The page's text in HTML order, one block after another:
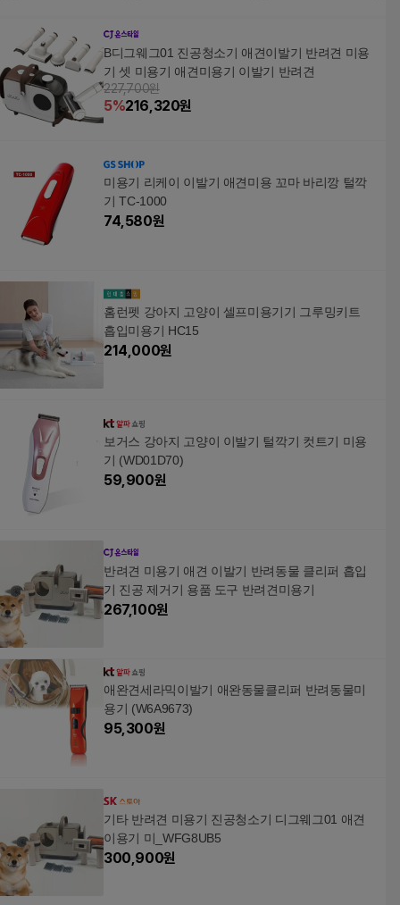
B디그웨그01 진공청소기 애견이발기 반려견 미용
기 셋 미용기 애견미용기 이발기 반려견
227,700원
5%216,320원
미용기 리케이 이발기 애견미용 꼬마 바리깡 털깍
기 TC-1000
74,580원
홈런펫 강아지 고양이 셀프미용기기 그루밍키트
흡입미용기 HC15
214,000원
보거스 강아지 고양이 이발기 털깍기 컷트기 미용
기 (WD01D70)
59,900원
반려견 미용기 애견 이발기 반려동물 클리퍼 흡입
기 진공 제거기 용품 도구 반려견미용기
267,100원
애완견세라믹이발기 애완동물클리퍼 반려동물미
용기 (W6A9673)
95,300원
기타 반려견 미용기 진공청소기 디그웨그01 애견
이용기 미_WFG8UB5
300,900원